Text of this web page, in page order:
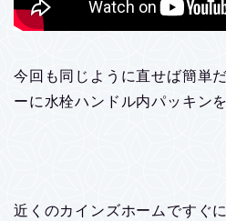
今回も同じように直せば簡単
ーに水栓ハンドル内パッキン
近くのカインズホームですぐ